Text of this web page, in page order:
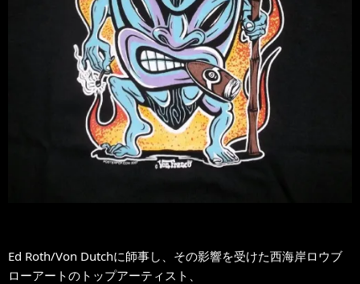
Ed Roth/Von Dutchに師事し、その影響を受けた西海岸ロウブ
ローアートのトップアーティスト、